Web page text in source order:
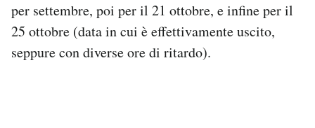
per settembre, poi per il 21 ottobre, e infine per il
25 ottobre (data in cui è effettivamente uscito,
seppure con diverse ore di ritardo).